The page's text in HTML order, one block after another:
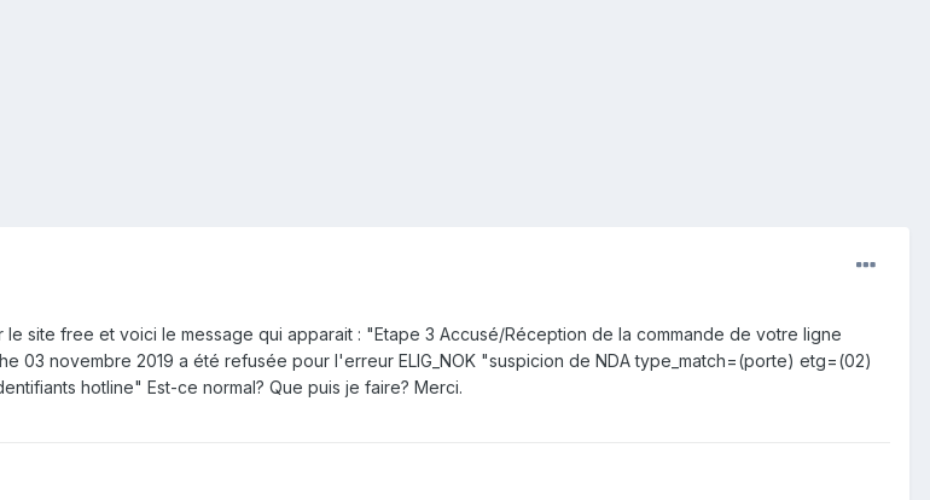
le site free et voici le message qui apparait : "Etape 3 Accusé/Réception de la commande de votre ligne
03 novembre 2019 a été refusée pour l'erreur ELIG_NOK "suspicion de NDA type_match=(porte) etg=(02)
hotline" Est-ce normal? Que puis je faire? Merci.